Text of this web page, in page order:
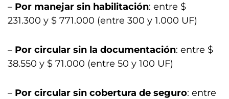
– Por manejar sin habilitación: entre $
231.300 y $ 771.000 (entre 300 y 1.000 UF)
– Por circular sin la documentación: entre $
38.550 y $ 71.000 (entre 50 y 100 UF)
– Por circular sin cobertura de seguro: entre